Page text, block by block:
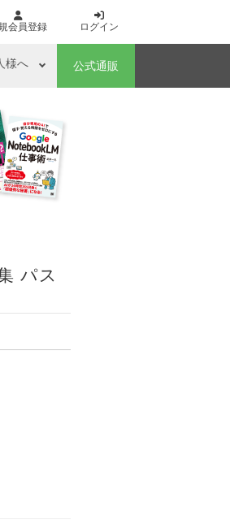
会員登録 ログイン
様へ 公式通販
パス